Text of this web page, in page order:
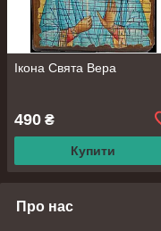
Ікона Свята Вера
490 ₴
Купити
Про нас